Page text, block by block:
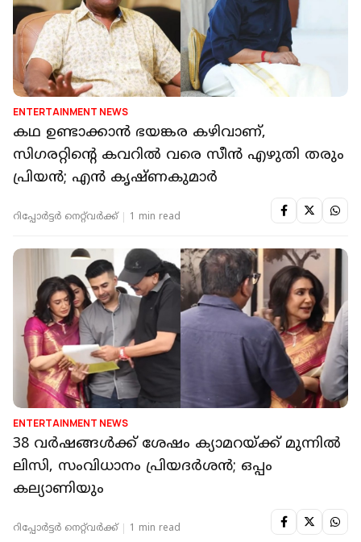
ENTERTAINMENT NEWS
കഥ ഉണ്ടാക്കാൻ ഭയങ്കര കഴിവാണ്,
സിഗരറ്റിന്റെ കവറിൽ വരെ സീൻ എഴുതി തരും
പ്രിയൻ; എന്‍ കൃഷ്ണകുമാർ
റിപ്പോർട്ടർ നെറ്റ്‌വര്‍ക്ക്‌ 1 min read
ENTERTAINMENT NEWS
38 വർഷങ്ങൾക്ക് ശേഷം ക്യാമറയ്ക്ക് മുന്നിൽ
ലിസി, സംവിധാനം പ്രിയദർശൻ; ഒപ്പം
കല്യാണിയും
റിപ്പോർട്ടർ നെറ്റ്‌വര്‍ക്ക്‌ 1 min read